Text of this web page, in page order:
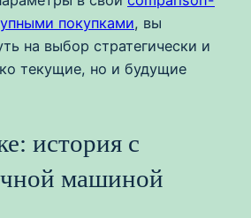
покупками, вы
на выбор стратегически и
текущие, но и будущие
история с
машиной